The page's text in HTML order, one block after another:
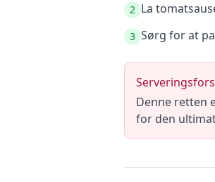
2 La
3 Sørg for at
Denne retten
for den